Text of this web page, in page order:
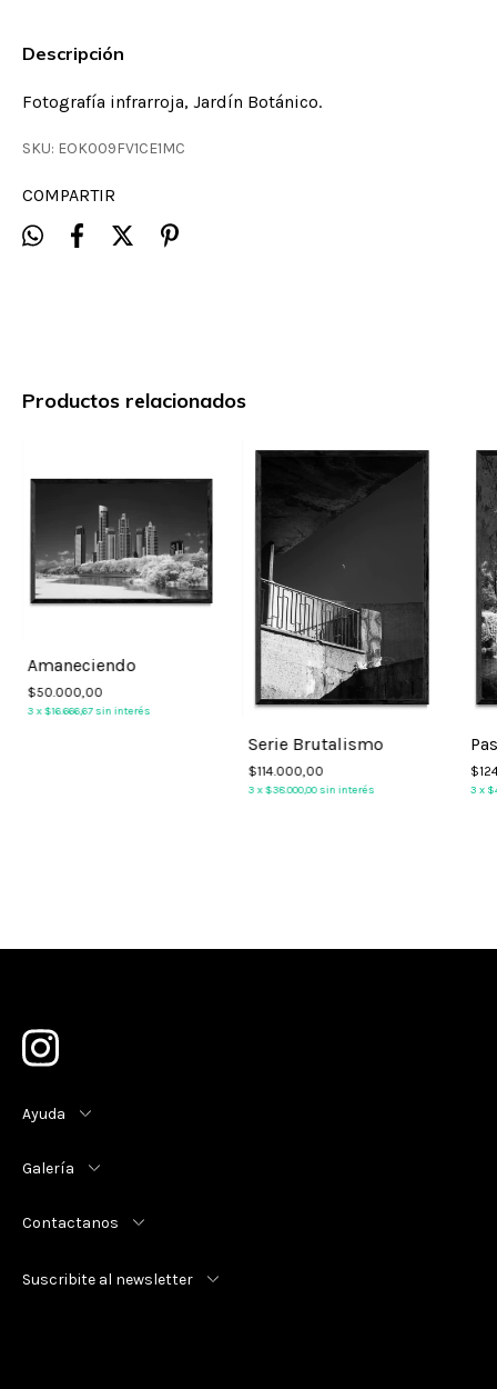
Descripción
Fotografía infrarroja, Jardín Botánico.
SKU: EOK009FV1CE1MC
COMPARTIR
Productos relacionados
Amaneciendo
$50.000,00
3 x$16.666,67sin interés
Serie Brutalismo
$114.000,00
3 x$38.000,00sin interés 3 x
Ayuda
Galería
Contactanos
Suscribite al newsletter